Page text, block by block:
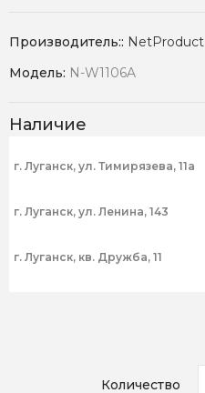
Производитель:: NetProduct
Модель: N-W1106A
Наличие
г. Луганск, ул. Тимирязева, 11а
г. Луганск, ул. Ленина, 143
г. Луганск, кв. Дружба, 11
Количество